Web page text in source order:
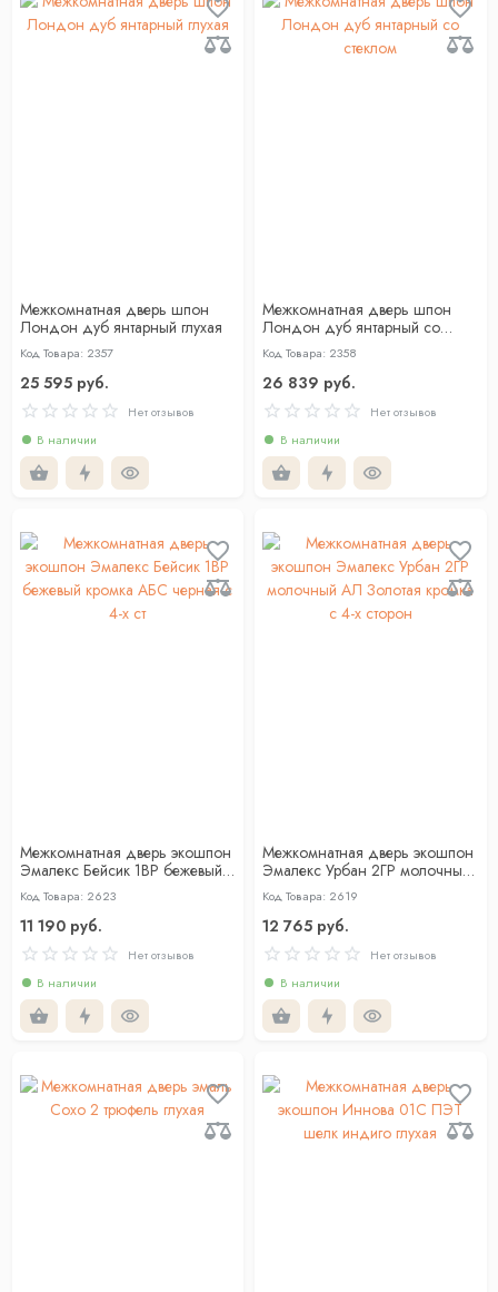
Межкомнатная дверь шпон
Лондон дуб янтарный глухая
Код Товара: 2357
25 595 руб.
Нет отзывов
В наличии
Межкомнатная дверь шпон
Лондон дуб янтарный со
стеклом
Код Товара: 2358
26 839 руб.
Нет отзывов
В наличии
Межкомнатная дверь экошпон
Эмалекс Бейсик 1ВР бежевый
кромка АБС черная c 4-х ст
Код Товара: 2623
11 190 руб.
Нет отзывов
В наличии
Межкомнатная дверь экошпон
Эмалекс Урбан 2ГР молочный
АЛ Золотая кромка с 4-х
сторон
Код Товара: 2619
12 765 руб.
Нет отзывов
В наличии